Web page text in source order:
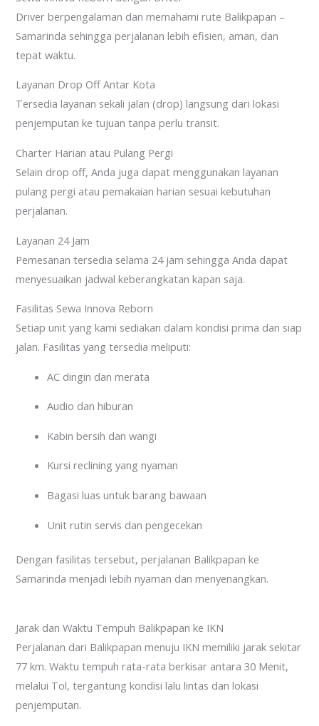
Driver berpengalaman dan memahami rute Balikpapan –
Samarinda sehingga perjalanan lebih efisien, aman, dan
tepat waktu.
Layanan Drop Off Antar Kota
Tersedia layanan sekali jalan (drop) langsung dari lokasi
penjemputan ke tujuan tanpa perlu transit.
Charter Harian atau Pulang Pergi
Selain drop off, Anda juga dapat menggunakan layanan
pulang pergi atau pemakaian harian sesuai kebutuhan
perjalanan.
Layanan 24 Jam
Pemesanan tersedia selama 24 jam sehingga Anda dapat
menyesuaikan jadwal keberangkatan kapan saja.
Fasilitas Sewa Innova Reborn
Setiap unit yang kami sediakan dalam kondisi prima dan siap
jalan. Fasilitas yang tersedia meliputi:
AC dingin dan merata
Audio dan hiburan
Kabin bersih dan wangi
Kursi reclining yang nyaman
Bagasi luas untuk barang bawaan
Unit rutin servis dan pengecekan
Dengan fasilitas tersebut, perjalanan Balikpapan ke
Samarinda menjadi lebih nyaman dan menyenangkan.
Jarak dan Waktu Tempuh Balikpapan ke IKN
Perjalanan dari Balikpapan menuju IKN memiliki jarak sekitar
77 km. Waktu tempuh rata-rata berkisar antara 30 Menit,
melalui Tol, tergantung kondisi lalu lintas dan lokasi
penjemputan.